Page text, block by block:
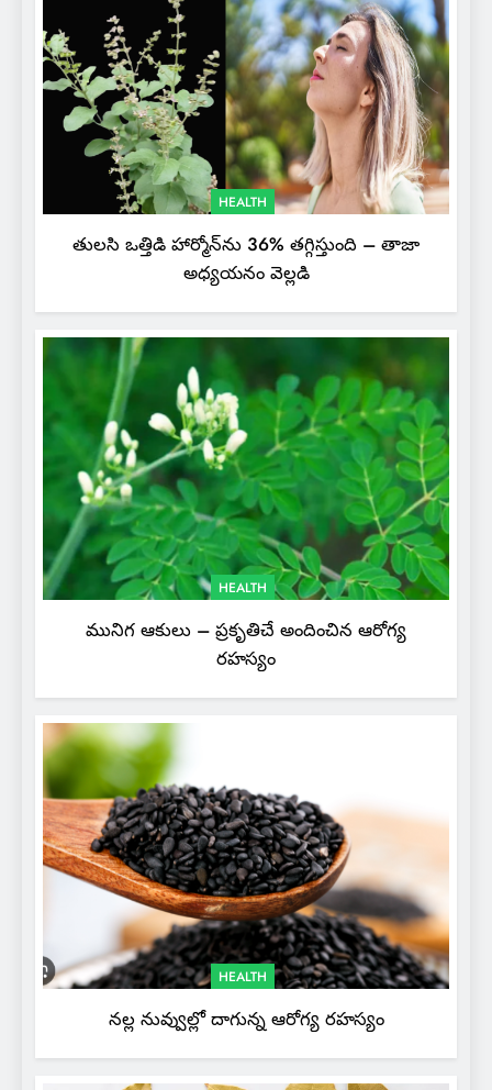
HEALTH
తులసి ఒత్తిడి హార్మోన్‌ను 36% తగ్గిస్తుంది – తాజా
అధ్యయనం వెల్లడి
HEALTH
మునిగ ఆకులు – ప్రకృతిచే అందించిన ఆరోగ్య
రహస్యం
HEALTH
నల్ల నువ్వుల్లో దాగున్న ఆరోగ్య రహస్యం